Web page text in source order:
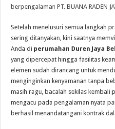
berpengalaman PT. BUANA RADEN
Setelah menelusuri semua langkah
sering ditanyakan, kini saatnya
Anda di perumahan Duren Jaya
yang dipercepat hingga fasilitas
elemen sudah dirancang untuk
menginginkan kenyamanan tanpa
masih ragu, bacalah sekilas
mengacu pada pengalaman nyata
berhasil menandatangani kontrak